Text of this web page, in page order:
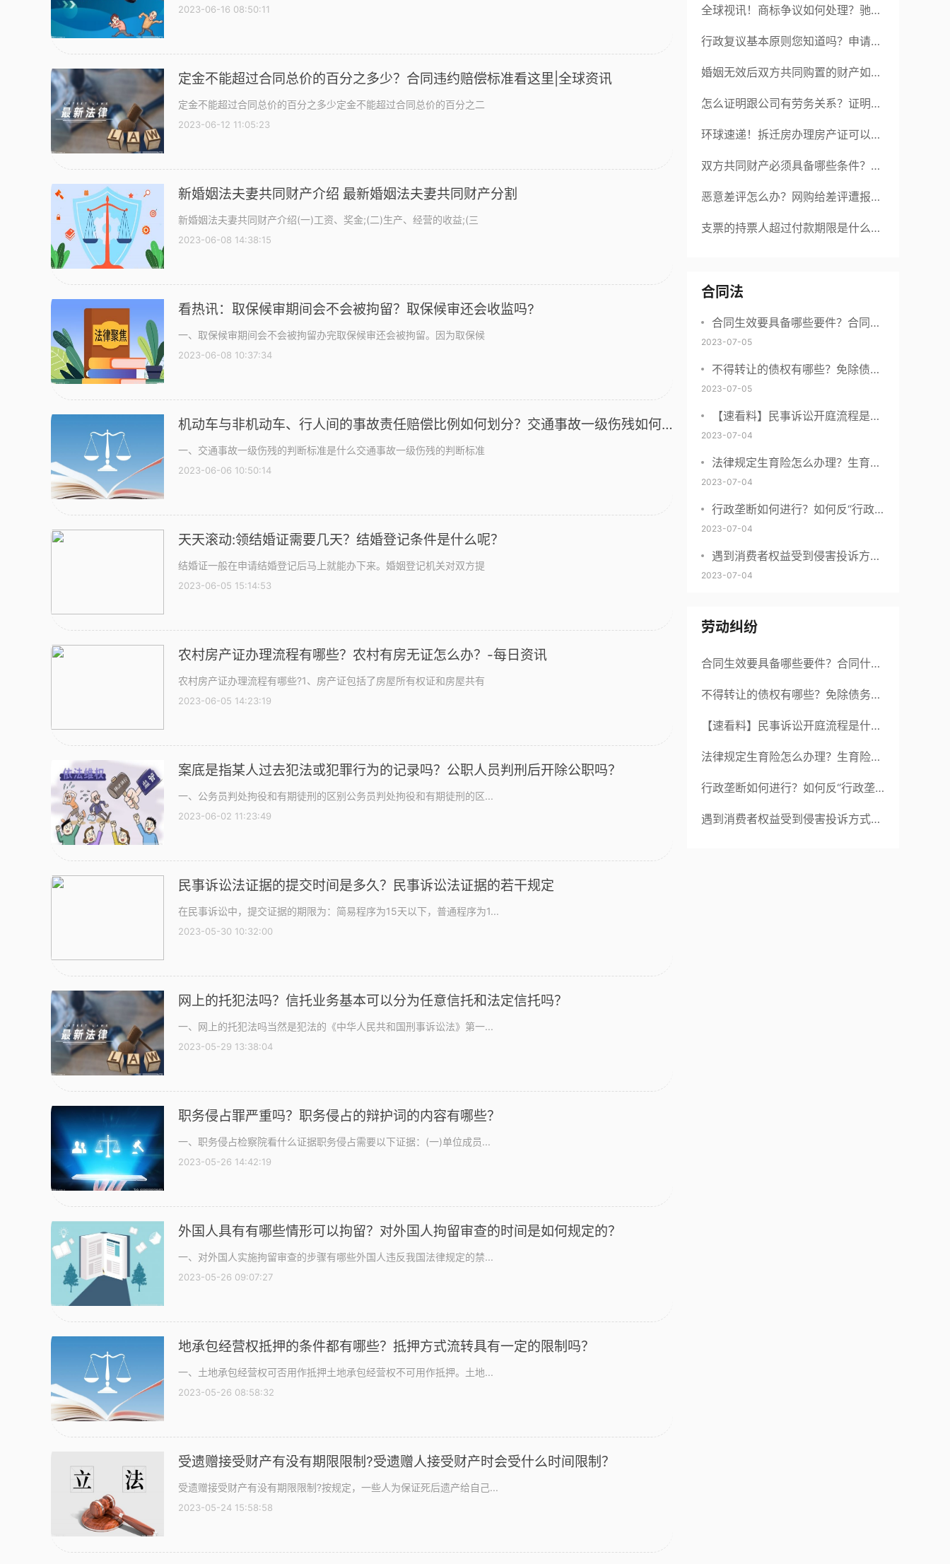
2023-06-16 08:50:11
定金不能超过合同总价的百分之多少？合同违约赔偿标准看这里|全球资讯
定金不能超过合同总价的百分之多少定金不能超过合同总价的百分之二
2023-06-12 11:05:23
新婚姻法夫妻共同财产介绍 最新婚姻法夫妻共同财产分割
新婚姻法夫妻共同财产介绍(一)工资、奖金;(二)生产、经营的收益;(三
2023-06-08 14:38:15
看热讯：取保候审期间会不会被拘留？取保候审还会收监吗?
一、取保候审期间会不会被拘留办完取保候审还会被拘留。因为取保候
2023-06-08 10:37:34
机动车与非机动车、行人间的事故责任赔偿比例如何划分？交通事故一级伤残如何
判定？
一、交通事故一级伤残的判断标准是什么交通事故一级伤残的判断标准
2023-06-06 10:50:14
天天滚动:领结婚证需要几天？结婚登记条件是什么呢？
结婚证一般在申请结婚登记后马上就能办下来。婚姻登记机关对双方提
2023-06-05 15:14:53
农村房产证办理流程有哪些？农村有房无证怎么办？-每日资讯
农村房产证办理流程有哪些?1、房产证包括了房屋所有权证和房屋共有
2023-06-05 14:23:19
案底是指某人过去犯法或犯罪行为的记录吗？公职人员判刑后开除公职吗？
一、公务员判处拘役和有期徒刑的区别公务员判处拘役和有期徒刑的区...
2023-06-02 11:23:49
民事诉讼法证据的提交时间是多久？民事诉讼法证据的若干规定
在民事诉讼中，提交证据的期限为：简易程序为15天以下，普通程序为1...
2023-05-30 10:32:00
网上的托犯法吗？信托业务基本可以分为任意信托和法定信托吗？
一、网上的托犯法吗当然是犯法的《中华人民共和国刑事诉讼法》第一...
2023-05-29 13:38:04
职务侵占罪严重吗？职务侵占的辩护词的内容有哪些？
一、职务侵占检察院看什么证据职务侵占需要以下证据：(一)单位成员...
2023-05-26 14:42:19
外国人具有有哪些情形可以拘留？对外国人拘留审查的时间是如何规定的？
一、对外国人实施拘留审查的步骤有哪些外国人违反我国法律规定的禁...
2023-05-26 09:07:27
地承包经营权抵押的条件都有哪些？抵押方式流转具有一定的限制吗？
一、土地承包经营权可否用作抵押土地承包经营权不可用作抵押。土地...
2023-05-26 08:58:32
受遗赠接受财产有没有期限限制?受遗赠人接受财产时会受什么时间限制？
受遗赠接受财产有没有期限限制?按规定，一些人为保证死后遗产给自己...
2023-05-24 15:58:58
年？ 全球速读
全球视讯！商标争议如何处理？驰名
商标保护的期限是如何规定的？
行政复议基本原则您知道吗？申请行
政复议的期限是如何规定的？
婚姻无效后双方共同购置的财产如何
分配？对婚姻效力的审理不适用调解
吗？ 焦点短讯
怎么证明跟公司有劳务关系？证明劳
务关系成立需要哪些证据？
环球速递！拆迁房办理房产证可以写
儿子的名字吗？拆迁房办理房产证的
程序是什么？
双方共同财产必须具备哪些条件？同
居期间共同财产一方有权藏起来吗？
-世界球精选
恶意差评怎么办？网购给差评遭报复
该这么办？
支票的持票人超过付款期限是什么？
合同法
合同生效要具备哪些要件？合同什
么时候生效？|世界聚看点
2023-07-05
不得转让的债权有哪些？免除债务
权的含义是什么？ 世界今日讯
2023-07-05
【速看料】民事诉讼开庭流程是什
么？民事开庭后多久下判决书？
2023-07-04
法律规定生育险怎么办理？生育险
办理流程有哪些？-观焦点
2023-07-04
行政垄断如何进行？如何反“行政
垄断”？
2023-07-04
遇到消费者权益受到侵害投诉方式
有哪些？消费者和经营者发生消费
2023-07-04
劳动纠纷
合同生效要具备哪些要件？合同什么
时候生效？|世界聚看点
不得转让的债权有哪些？免除债务权
的含义是什么？ 世界今日讯
【速看料】民事诉讼开庭流程是什
么？民事开庭后多久下判决书？
法律规定生育险怎么办理？生育险办
理流程有哪些？-观焦点
行政垄断如何进行？如何反“行政垄
断”？
遇到消费者权益受到侵害投诉方式有